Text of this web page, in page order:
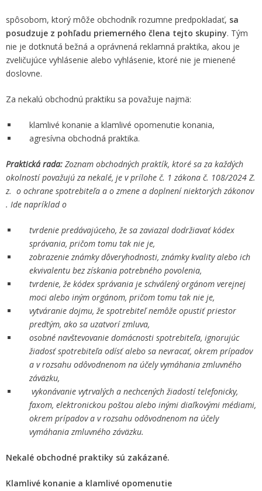
spôsobom, ktorý môže obchodník rozumne predpokladať, sa
posudzuje z pohľadu priemerného člena tejto skupiny. Tým
nie je dotknutá bežná a oprávnená reklamná praktika, akou je
zveličujúce vyhlásenie alebo vyhlásenie, ktoré nie je mienené
doslovne.
Za nekalú obchodnú praktiku sa považuje najmä:
klamlivé konanie a klamlivé opomenutie konania,
agresívna obchodná praktika.
Praktická rada: Zoznam obchodných praktík, ktoré sa za každých
okolností považujú za nekalé, je v prílohe č. 1 zákona č. 108/2024 Z.
z. o ochrane spotrebiteľa a o zmene a doplnení niektorých zákonov
. Ide napríklad o
tvrdenie predávajúceho, že sa zaviazal dodržiavať kódex
správania, pričom tomu tak nie je,
zobrazenie známky dôveryhodnosti, známky kvality alebo ich
ekvivalentu bez získania potrebného povolenia,
tvrdenie, že kódex správania je schválený orgánom verejnej
moci alebo iným orgánom, pričom tomu tak nie je,
vytváranie dojmu, že spotrebiteľ nemôže opustiť priestor
predtým, ako sa uzatvorí zmluva,
osobné navštevovanie domácnosti spotrebiteľa, ignorujúc
žiadosť spotrebiteľa odísť alebo sa nevracať, okrem prípadov
a v rozsahu odôvodnenom na účely vymáhania zmluvného
záväzku,
vykonávanie vytrvalých a nechcených žiadostí telefonicky,
faxom, elektronickou poštou alebo inými diaľkovými médiami,
okrem prípadov a v rozsahu odôvodnenom na účely
vymáhania zmluvného záväzku.
Nekalé obchodné praktiky sú zakázané.
Klamlivé konanie a klamlivé opomenutie